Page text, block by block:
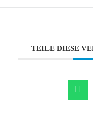
TEILE DIESE